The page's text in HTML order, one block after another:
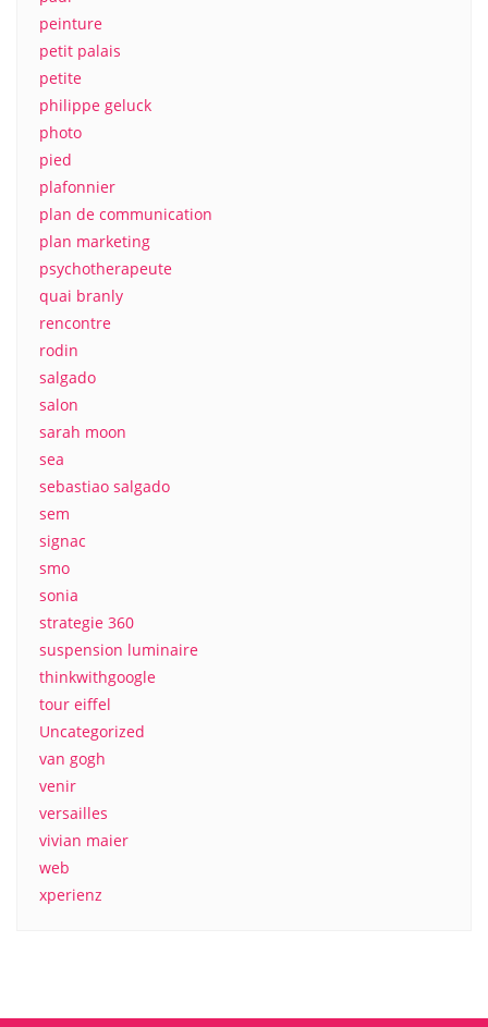
peinture
petit palais
petite
philippe geluck
photo
pied
plafonnier
plan de communication
plan marketing
psychotherapeute
quai branly
rencontre
rodin
salgado
salon
sarah moon
sea
sebastiao salgado
sem
signac
smo
sonia
strategie 360
suspension luminaire
thinkwithgoogle
tour eiffel
Uncategorized
van gogh
venir
versailles
vivian maier
web
xperienz